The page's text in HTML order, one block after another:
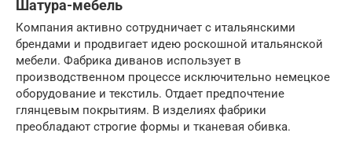
Шатура-мебель
Компания активно сотрудничает с итальянскими
брендами и продвигает идею роскошной итальянской
мебели. Фабрика диванов использует в
производственном процессе исключительно немецкое
оборудование и текстиль. Отдает предпочтение
глянцевым покрытиям. В изделиях фабрики
преобладают строгие формы и тканевая обивка.